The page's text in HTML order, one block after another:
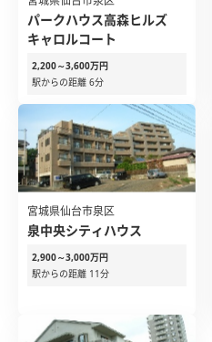
パークハウス高森ヒルズ
キャロルコート
2,200～3,600万円
駅からの距離 6分
宮城県仙台市泉区
泉中央シティハウス
2,900～3,000万円
駅からの距離 11分